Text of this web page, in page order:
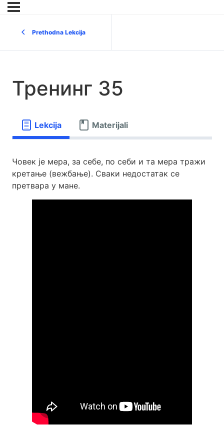
Prethodna Lekcija
Тренинг 35
Lekcija Materijali
Човек је мера, за себе, по себи и та мера тражи
кретање (вежбање). Сваки недостатак се
претвара у мане.